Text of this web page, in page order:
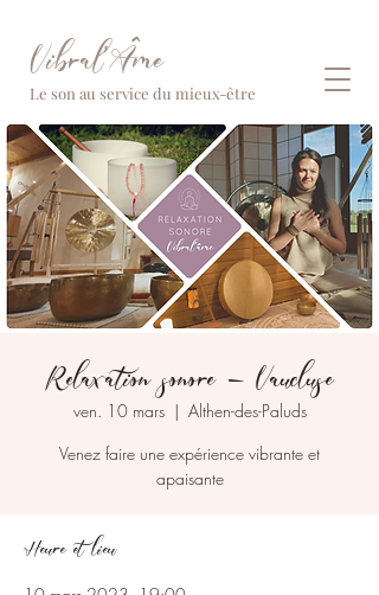
Vibral'Âme
Le son au service du mieux-être
Relaxation sonore - Vaucluse
ven. 10 mars
  |
Althen-des-Paluds
Venez faire une expérience vibrante et
apaisante
Heure et lieu